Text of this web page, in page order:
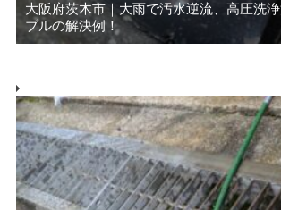
大阪府茨木市｜大雨で汚水逆流、高圧洗
ブルの解決例！